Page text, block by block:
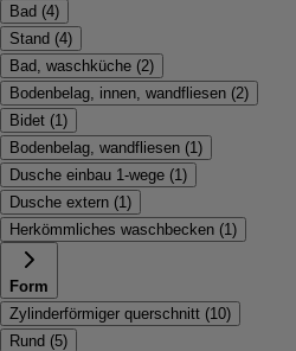
Bad (4)
Stand (4)
Bad, waschküche (2)
Bodenbelag, innen, wandfliesen (2)
Bidet (1)
Bodenbelag, wandfliesen (1)
Dusche einbau 1-wege (1)
Dusche extern (1)
Herkömmliches waschbecken (1)
Form
Zylinderförmiger querschnitt (10)
Rund (5)